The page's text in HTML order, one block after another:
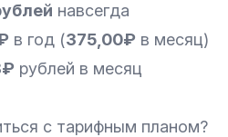
навсегда
в год (375,00₽ в месяц)
рублей в месяц
с тарифным планом?